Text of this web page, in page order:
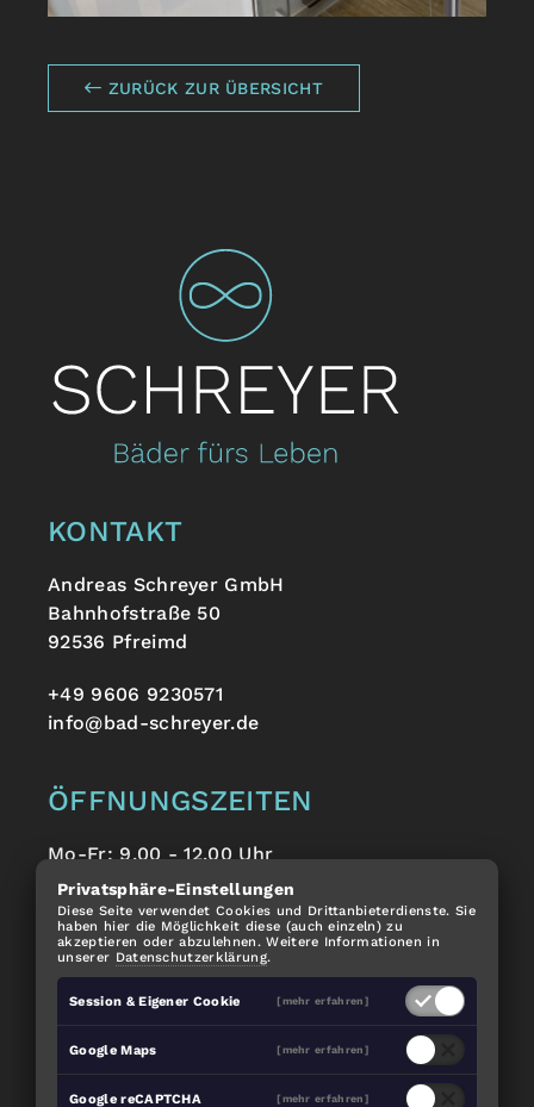
ZURÜCK ZUR ÜBERSICHT
KONTAKT
Andreas Schreyer GmbH
Bahnhofstraße 50
92536 Pfreimd
+49 9606 9230571
info@bad-schreyer.de
ÖFFNUNGSZEITEN
Mo-Fr: 9.00 - 12.00 Uhr
Alle anderen Termine nach Vereinbarung.
EMPFEHLEN SIE UNS WEITER:
Privatsphäre-Einstellungen
Diese Seite verwendet Cookies und Drittanbieterdienste. Sie
haben hier die Möglichkeit diese (auch einzeln) zu
akzeptieren oder abzulehnen. Weitere Informationen in
unserer Datenschutzerklärung.
Session & Eigener Cookie [mehr erfahren]
Google Maps [mehr erfahren]
Google reCAPTCHA [mehr erfahren]